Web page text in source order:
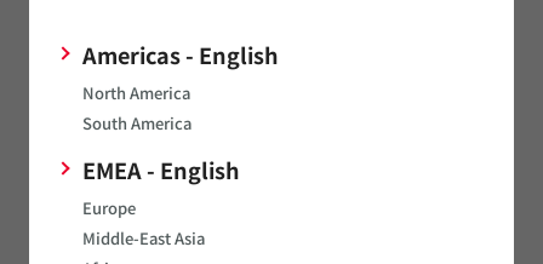
Americas - English
North America
South America
EMEA - English
Europe
Middle-East Asia
LBEE0ZZ2KL-SMP
Production Part Number
LBEE0ZZ2KL-001
Development Kit Part Number